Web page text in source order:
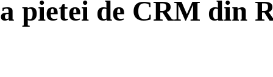
a pietei de CRM din